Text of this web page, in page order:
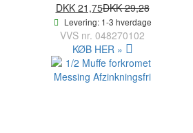
DKK 21,75DKK 29,28
Levering: 1-3 hverdage
VVS nr. 048270102
KØB HER »